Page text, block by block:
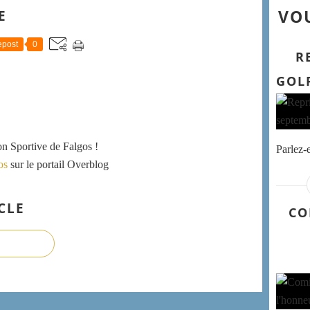
0
Sportive de Falgos !
sur le portail Overblog
Parlez-